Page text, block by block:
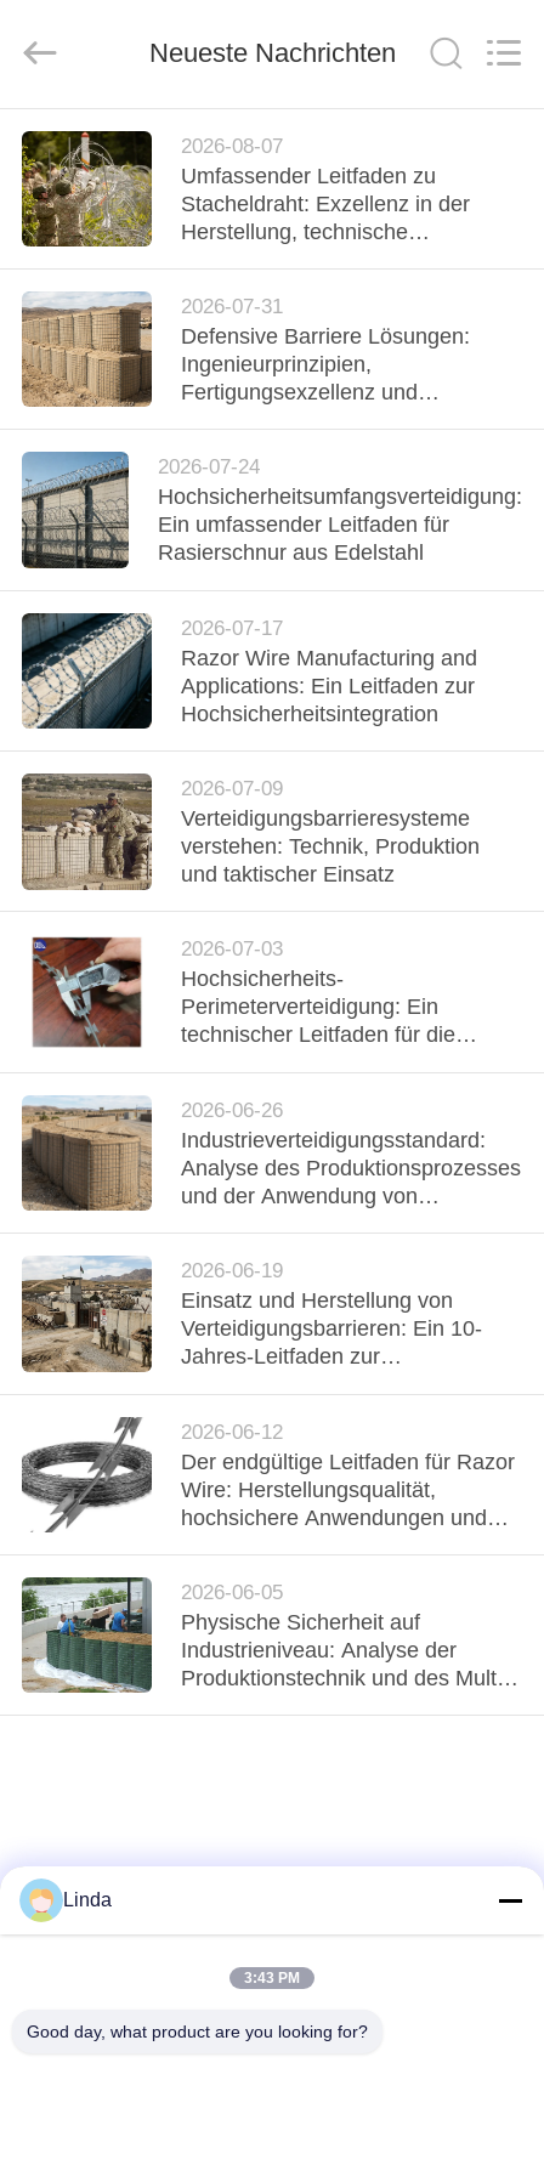
HEIM
PRODUKTE
ÜBER
UNS
WERKSBESICHTIGUNG
QUALITÄTSKONTROLLE
KONTAKT
MIT
UNS
NACHRICHTEN
BITTE UM
EIN
ANGEBOT
SITEMAP
DATENSCHUTZRICHTLINIE
Ltd..
Neueste Nachrichten
2026-08-07
Umfassender Leitfaden zu
Stacheldraht: Exzellenz in der
Herstellung, technische
2026-07-31
Defensive Barriere Lösungen:
Ingenieurprinzipien,
Fertigungsexzellenz und
2026-07-24
Hochsicherheitsumfangsverteidigung:
Ein umfassender Leitfaden für
Rasierschnur aus Edelstahl
2026-07-17
Razor Wire Manufacturing and
Applications: Ein Leitfaden zur
Hochsicherheitsintegration
2026-07-09
Verteidigungsbarrieresysteme
verstehen: Technik, Produktion
und taktischer Einsatz
2026-07-03
Hochsicherheits-
Perimeterverteidigung: Ein
technischer Leitfaden für die
2026-06-26
Industrieverteidigungsstandard:
Analyse des Produktionsprozesses
und der Anwendung von
2026-06-19
Einsatz und Herstellung von
Verteidigungsbarrieren: Ein 10-
Jahres-Leitfaden zur
2026-06-12
Der endgültige Leitfaden für Razor
Wire: Herstellungsqualität,
hochsichere Anwendungen und
2026-06-05
Physische Sicherheit auf
Industrieniveau: Analyse der
Produktionstechnik und des Multi-
Linda
3:43 PM
Good day, what product are you looking for?